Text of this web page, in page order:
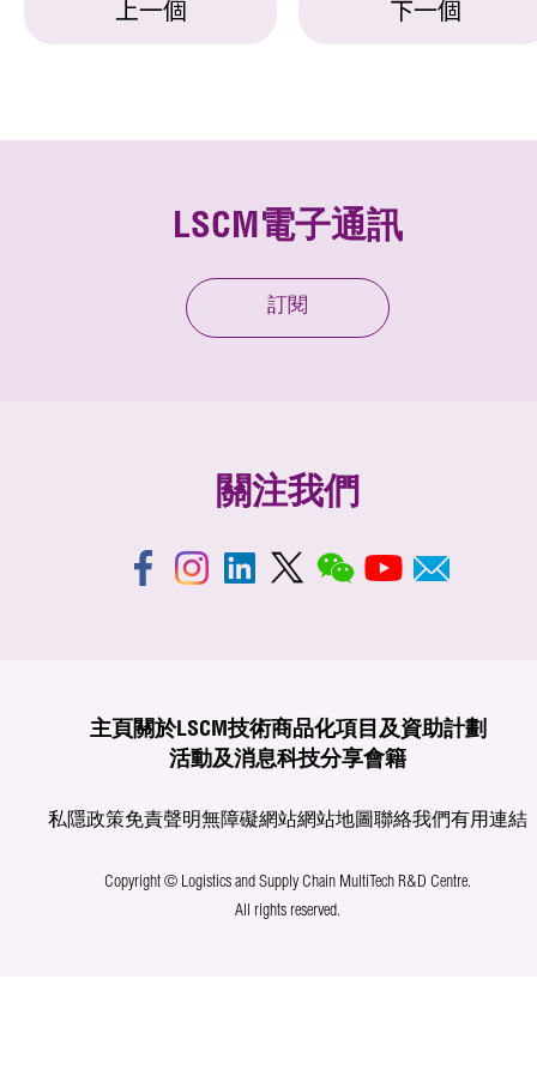
上一個 下一個
LSCM電子通訊
訂閱
關注我們
主頁 關於LSCM技術商品化項目及資助計劃
活動及消息科技分享會籍
私隱政策免責聲明無障礙網站網站地圖聯絡我們有用連結
Copyright © Logistics and Supply Chain MultiTech R&D Centre.
All rights reserved.